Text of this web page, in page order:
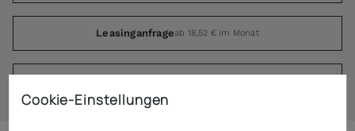
Leasinganfrageab 18,52 € im Monat
Cookie-Einstellungen